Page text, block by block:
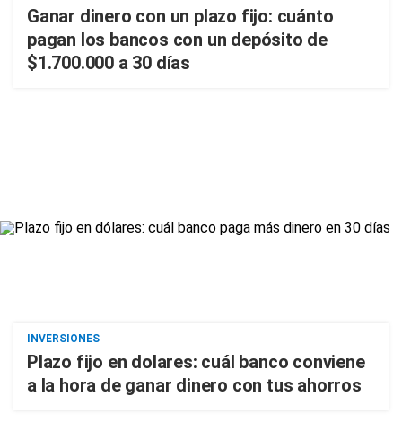
Ganar dinero con un plazo fijo: cuánto
pagan los bancos con un depósito de
$1.700.000 a 30 días
INVERSIONES
Plazo fijo en dolares: cuál banco conviene
a la hora de ganar dinero con tus ahorros